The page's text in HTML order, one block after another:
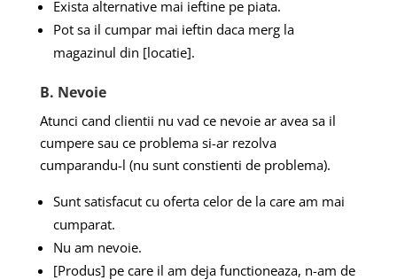
Exista alternative mai ieftine pe piata.
Pot sa il cumpar mai ieftin daca merg la
magazinul din [locatie].
B. Nevoie
Atunci cand clientii nu vad ce nevoie ar avea sa il
cumpere sau ce problema si-ar rezolva
cumparandu-l (nu sunt constienti de problema).
Sunt satisfacut cu oferta celor de la care am mai
cumparat.
Nu am nevoie.
[Produs] pe care il am deja functioneaza, n-am de